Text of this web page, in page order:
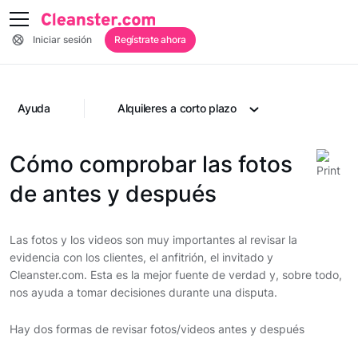
Iniciar sesión Regístrate ahora
Ayuda Alquileres a corto plazo
Cómo comprobar las fotos
de antes y después
Las fotos y los videos son muy importantes al revisar la
evidencia con los clientes, el anfitrión, el invitado y
Cleanster.com. Esta es la mejor fuente de verdad y, sobre todo,
nos ayuda a tomar decisiones durante una disputa.
Hay dos formas de revisar fotos/videos antes y después